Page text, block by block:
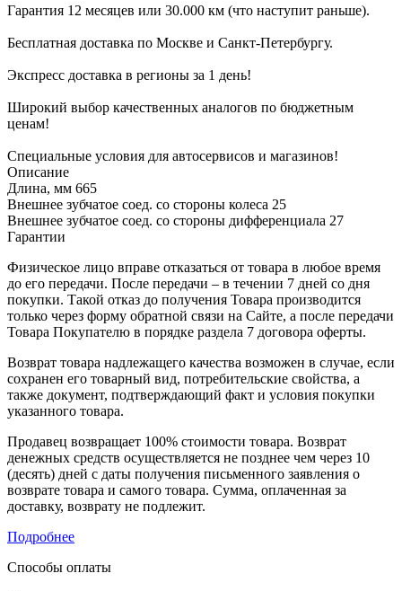
Гарантия 12 месяцев или 30.000 км (что наступит раньше).
Бесплатная доставка по Москве и Санкт-Петербургу.
Экспресс доставка в регионы за 1 день!
Широкий выбор качественных аналогов по бюджетным
ценам!
Специальные условия для автосервисов и магазинов!
Описание
Длина, мм 665
Внешнее зубчатое соед. со стороны колеса 25
Внешнее зубчатое соед. со стороны дифференциала 27
Гарантии
Физическое лицо вправе отказаться от товара в любое время
до его передачи. После передачи – в течении 7 дней со дня
покупки. Такой отказ до получения Товара производится
только через форму обратной связи на Сайте, а после передачи
Товара Покупателю в порядке раздела 7 договора оферты.
Возврат товара надлежащего качества возможен в случае, если
сохранен его товарный вид, потребительские свойства, а
также документ, подтверждающий факт и условия покупки
указанного товара.
Продавец возвращает 100% стоимости товара. Возврат
денежных средств осуществляется не позднее чем через 10
(десять) дней с даты получения письменного заявления о
возврате товара и самого товара. Сумма, оплаченная за
доставку, возврату не подлежит.
Подробнее
Способы оплаты